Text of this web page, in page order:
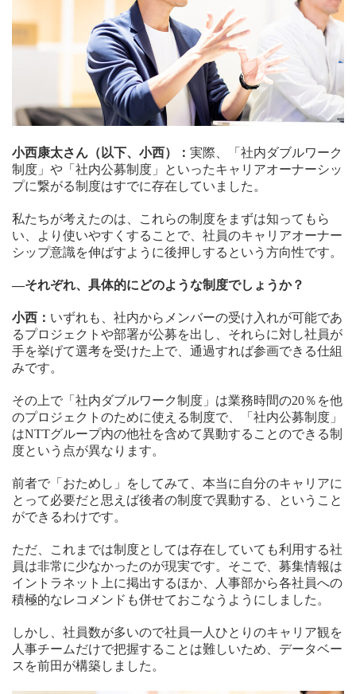
小西康太さん（以下、小西）： 実際、「社内ダブルワーク
制度」や「社内公募制度」といったキャリアオーナーシッ
プに繋がる制度はすでに存在していました。
私たちが考えたのは、これらの制度をまずは知ってもら
い、より使いやすくすることで、社員のキャリアオーナー
シップ意識を伸ばすように後押しするという方向性です。
—それぞれ、具体的にどのような制度でしょうか？
小西： いずれも、社内からメンバーの受け入れが可能であ
るプロジェクトや部署が公募を出し、それらに対し社員が
手を挙げて選考を受けた上で、通過すれば参画できる仕組
みです。
その上で「社内ダブルワーク制度」は業務時間の20％を他
のプロジェクトのために使える制度で、「社内公募制度」
はNTTグループ内の他社を含めて異動することのできる制
度という点が異なります。
前者で「おためし」をしてみて、本当に自分のキャリアに
とって必要だと思えば後者の制度で異動する、ということ
ができるわけです。
ただ、これまでは制度としては存在していても利用する社
員は非常に少なかったのが現実です。そこで、募集情報は
イントラネット上に掲出するほか、人事部から各社員への
積極的なレコメンドも併せておこなうようにしました。
しかし、社員数が多いので社員一人ひとりのキャリア観を
人事チームだけで把握することは難しいため、データベー
スを前田が構築しました。